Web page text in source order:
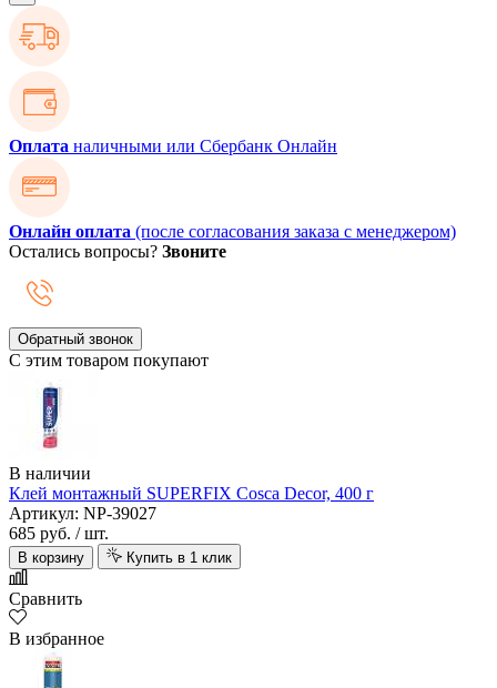
Оплата наличными или Сбербанк Онлайн
Онлайн оплата (после согласования заказа с менеджером)
Остались вопросы? Звоните
Обратный звонок
С этим товаром покупают
В наличии
Клей монтажный SUPERFIX Cosca Decor, 400 г
Артикул: NP-39027
685 руб. / шт.
В корзину Купить в 1 клик
Сравнить
В избранное